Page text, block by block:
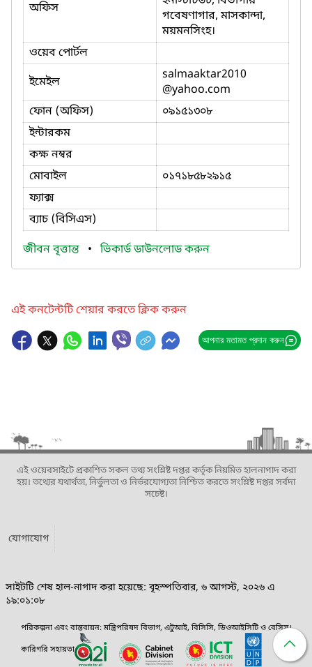
অফিস
গবেষণাগার, মাসকান্দা,
ময়মনসিংহ।
ওয়েব পোর্টল
ইমেইল
salmaaktar2010
@yahoo.com
ফোন (অফিস)
০৯১৫১৩০৮
ইন্টারকম
কক্ষ নম্বর
মোবাইল
০১৭১৮৫৮২৯১৫
ফ্যাক্স
ব্যাচ (বিসিএস)
জীবন বৃত্তান্ত • ভিকার্ড ডাউনলোড করুন
এই কনটেন্টটি শেয়ার করতে ক্লিক করুন
আপনার মতামত প্রদান করুন
এই ওয়েবসাইটে প্রকাশিত সকল তথ্য সংশ্লিষ্ট দপ্তর কর্তৃক নিয়মিত হালনাগাদ করা
হয়। তথ্যের যথার্থতা, নির্ভুলতা ও নির্ভরযোগ্যতা নিশ্চিত করতে সংশ্লিষ্ট দপ্তর সর্বদা
সচেষ্ট।
যোগাযোগ
সাইটটি শেষ হাল-নাগাদ করা হয়েছে: বৃহস্পতিবার, ৬ আগস্ট, ২০২৬ এ
১৯:০১:০৮
পরিকল্পনা এবং বাস্তবায়ন: মন্ত্রিপরিষদ বিভাগ, এটুআই, বিসিসি, ডিওআইসিটি ও বেসিস।
কারিগরি সহায়তা